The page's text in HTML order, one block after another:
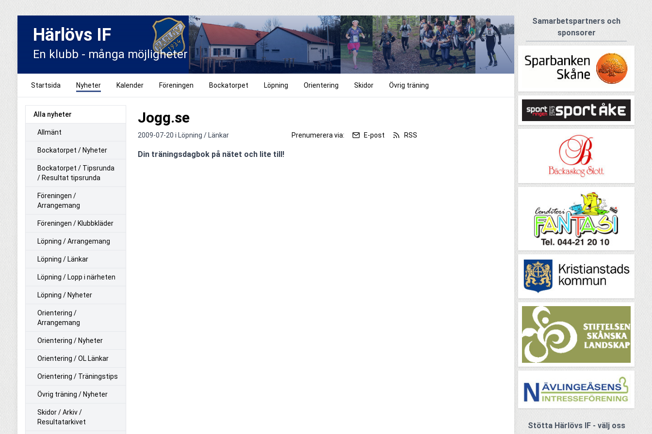
Härlövs IF
En klubb - många möjligheter
Startsida Nyheter Kalender Föreningen Bockatorpet Löpning Orientering Skidor Övrig träning
Alla nyheter
Allmänt
Bockatorpet / Nyheter
Bockatorpet / Tipsrunda
/ Resultat tipsrunda
Föreningen /
Arrangemang
Föreningen / Klubbkläder
Löpning / Arrangemang
Löpning / Länkar
Löpning / Lopp i närheten
Löpning / Nyheter
Orientering /
Arrangemang
Orientering / Nyheter
Orientering / OL Länkar
Orientering / Träningstips
Övrig träning / Nyheter
Skidor / Arkiv /
Resultatarkivet
Jogg.se
2009-07-20 i Löpning / Länkar Prenumerera via: E-post RSS
Din träningsdagbok på nätet och lite till!
Samarbetspartners och
sponsorer
Stötta Härlövs IF - välj oss